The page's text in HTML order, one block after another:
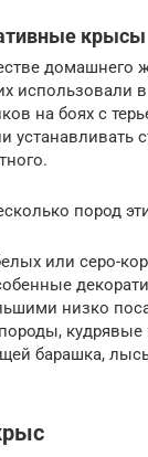
крысы
домашнего
использовали
на боях с
устанавливать
пород
или серо-
низко
барашка,